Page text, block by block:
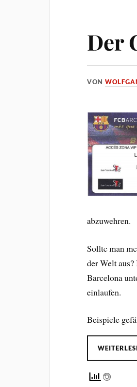
Der
VON
abzuwehren.
Sollte man
der Welt
Barcelona
einlaufen.
Beispiele